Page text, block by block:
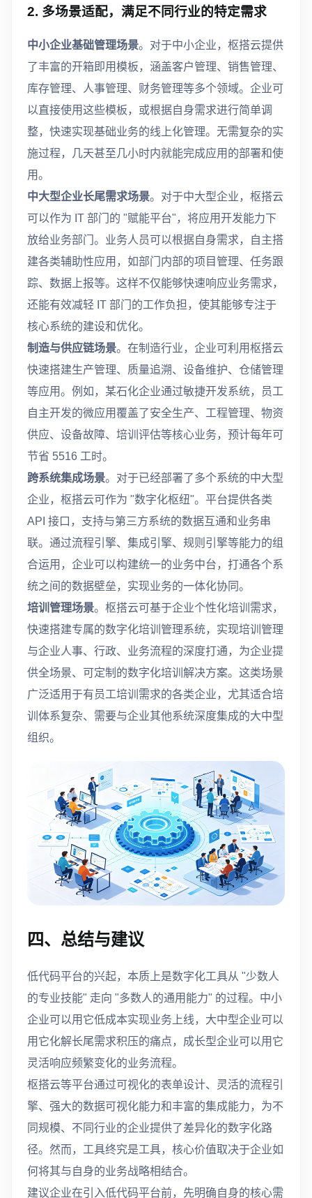
2. 多场景适配，满足不同行业的特定需求
中小企业基础管理场景。对于中小企业，枢搭云提供
了丰富的开箱即用模板，涵盖客户管理、销售管理、
库存管理、人事管理、财务管理等多个领域。企业可
以直接使用这些模板，或根据自身需求进行简单调
整，快速实现基础业务的线上化管理。无需复杂的实
施过程，几天甚至几小时内就能完成应用的部署和使
用。
中大型企业长尾需求场景。对于中大型企业，枢搭云
可以作为 IT 部门的 "赋能平台"，将应用开发能力下
放给业务部门。业务人员可以根据自身需求，自主搭
建各类辅助性应用，如部门内部的项目管理、任务跟
踪、数据上报等。这样不仅能够快速响应业务需求，
还能有效减轻 IT 部门的工作负担，使其能够专注于
核心系统的建设和优化。
制造与供应链场景。在制造行业，企业可利用枢搭云
快速搭建生产管理、质量追溯、设备维护、仓储管理
等应用。例如，某石化企业通过敏捷开发系统，员工
自主开发的微应用覆盖了安全生产、工程管理、物资
供应、设备故障、培训评估等核心业务，预计每年可
节省 5516 工时。
跨系统集成场景。对于已经部署了多个系统的中大型
企业，枢搭云可作为 "数字化枢纽"。平台提供各类
API 接口，支持与第三方系统的数据互通和业务串
联。通过流程引擎、集成引擎、规则引擎等能力的组
合运用，企业可以构建统一的业务中台，打通各个系
统之间的数据壁垒，实现业务的一体化协同。
培训管理场景。枢搭云可基于企业个性化培训需求，
快速搭建专属的数字化培训管理系统，实现培训管理
与企业人事、行政、业务流程的深度打通，为企业提
供全场景、可定制的数字化培训解决方案。这类场景
广泛适用于有员工培训需求的各类企业，尤其适合培
训体系复杂、需要与企业其他系统深度集成的大中型
组织。
四、总结与建议
低代码平台的兴起，本质上是数字化工具从 "少数人
的专业技能" 走向 "多数人的通用能力" 的过程。中小
企业可以用它低成本实现业务上线，大中型企业可以
用它化解长尾需求积压的痛点，成长型企业可以用它
灵活响应频繁变化的业务流程。
枢搭云等平台通过可视化的表单设计、灵活的流程引
擎、强大的数据可视化能力和丰富的集成能力，为不
同规模、不同行业的企业提供了差异化的数字化路
径。然而，工具终究是工具，核心价值取决于企业如
何将其与自身的业务战略相结合。
建议企业在引入低代码平台前，先明确自身的核心需